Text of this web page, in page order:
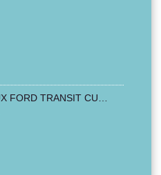
2+1 LUX FORD TRANSIT CUSTOM 2000-2014 MK6 MK7 Huse Scaune Microbuze Negru Rosu Textile